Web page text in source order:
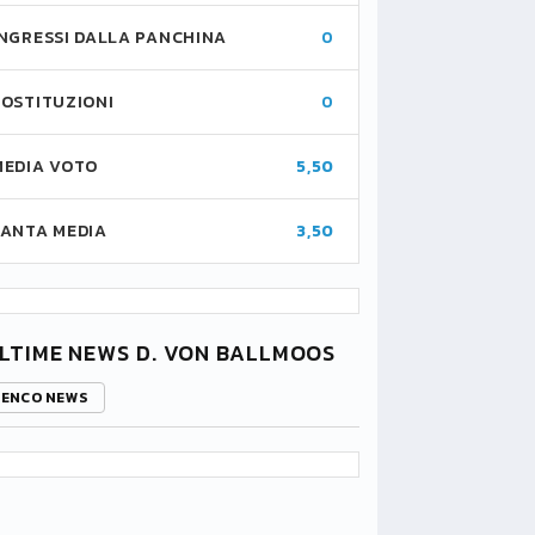
DALLA PANCHINA 0
0
VOTO 5,50
MEDIA 3,50
NEWS D. VON BALLMOOS
NEWS